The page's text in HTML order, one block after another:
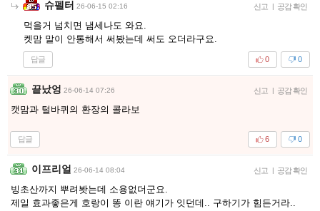
슈펠터 26-06-15 02:16 신고 | 공감 확인
먹을거 넘치면 냄세나도 와요.
켓맘 말이 안통해서 써봤는데 써도 오더라구요.
답글 0
0
끝났엉 26-06-14 07:26 신고 | 공감 확인
캣맘과 털바퀴의 환장의 콜라보
답글 0
6
이프리얼 26-06-14 08:04 신고 | 공감 확인
빙초산까지 뿌려봣는데 소용없더군요.
제일 효과좋은게 호랑이 똥 이란 얘기가 잇던데.. 구하기가 힘든거라..